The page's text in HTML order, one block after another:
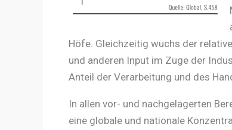
Höfe. Gleichzeitig wuchs der
und anderen Input im Zuge der
Anteil der Verarbeitung und des
In allen vor- und nachgelagerten
eine globale und nationale